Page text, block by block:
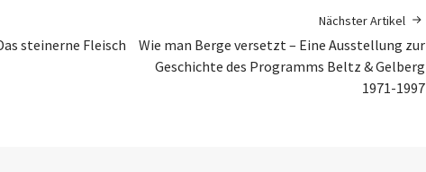
steinerne Fleisch
Nächster Artikel
Wie man Berge versetzt – Eine Ausstellung zur
Geschichte des Programms Beltz & Gelberg
1971-1997